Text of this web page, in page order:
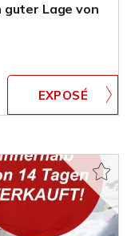
guter Lage von